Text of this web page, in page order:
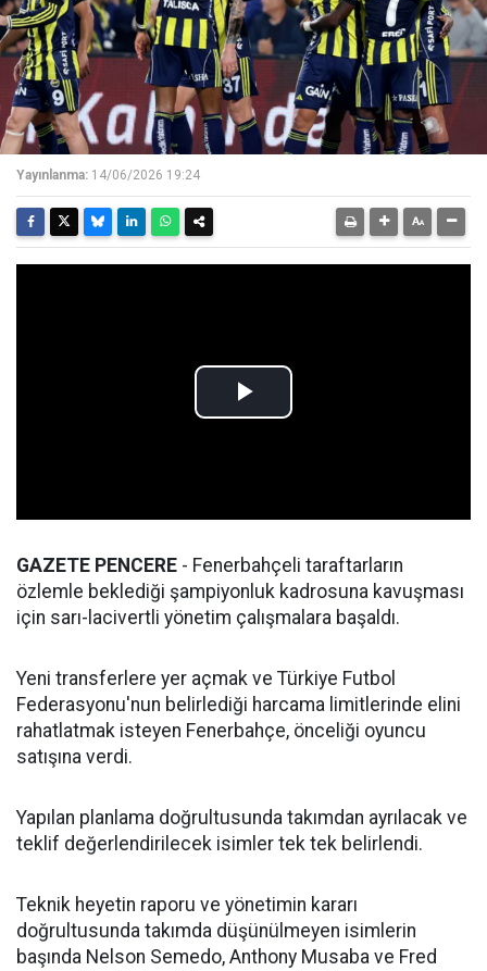
Yayınlanma: 14/06/2026 19:24
GAZETE PENCERE - Fenerbahçeli taraftarların
özlemle beklediği şampiyonluk kadrosuna kavuşması
için sarı-lacivertli yönetim çalışmalara başaldı.
Yeni transferlere yer açmak ve Türkiye Futbol
Federasyonu'nun belirlediği harcama limitlerinde elini
rahatlatmak isteyen Fenerbahçe, önceliği oyuncu
satışına verdi.
Yapılan planlama doğrultusunda takımdan ayrılacak ve
teklif değerlendirilecek isimler tek tek belirlendi.
Teknik heyetin raporu ve yönetimin kararı
doğrultusunda takımda düşünülmeyen isimlerin
başında Nelson Semedo, Anthony Musaba ve Fred